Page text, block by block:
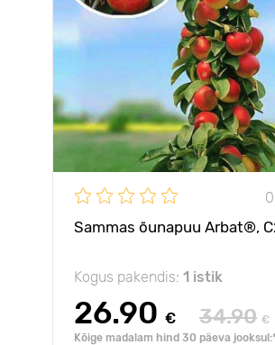
Sammas õunapuu Arbat®,
Kogus pakendis: 1 istik
26.90 € 34.90 €
Kõige madalam hind 30 päeva